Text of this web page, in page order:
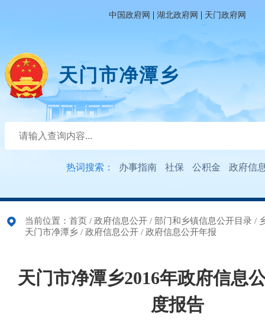
中国政府网 | 湖北政府网 | 天门政府网
天门市净潭乡
热词搜索： 办事指南 社保 公积金 政府信
当前位置： 首页 / 政府信息公开 / 部门和乡镇信息公开目录 /
天门市净潭乡 / 政府信息公开 / 政府信息公开年报
天门市净潭乡2016年政府信息
度报告